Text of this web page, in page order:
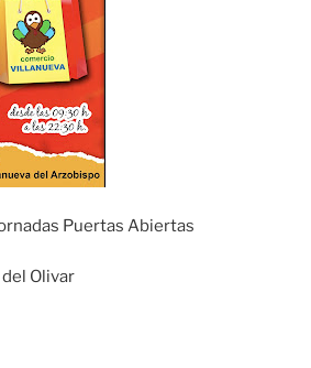
Puertas Abiertas
Olivar